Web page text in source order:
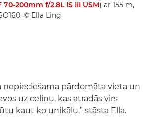
70-200mm f/2.8L IS III USM) ar 155 m,
© Ella Ling
nepieciešama pārdomāta vieta un
uz celiņu, kas atradās virs
kaut ko unikālu,” stāsta Ella.